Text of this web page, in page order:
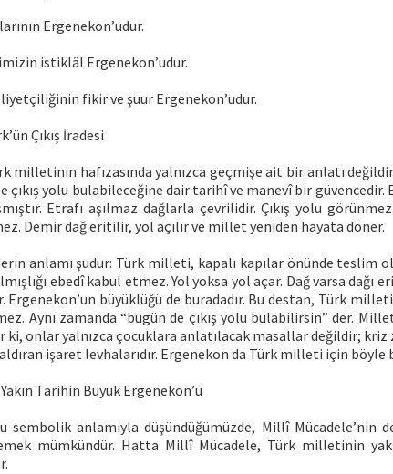
Ergenekon’udur.
istiklâl Ergenekon’udur.
fikir ve şuur Ergenekon’udur.
Çıkış İradesi
milletinin hafızasında yalnızca geçmişe ait bir anlatı
çıkış yolu bulabileceğine dair tarihî ve manevî bir güvencedir.
Etrafı aşılmaz dağlarla çevrilidir. Çıkış yolu
Demir dağ eritilir, yol açılır ve millet yeniden hayata döner.
anlamı şudur: Türk milleti, kapalı kapılar önünde teslim
ebedî kabul etmez. Yol yoksa yol açar. Dağ varsa dağı
Ergenekon’un büyüklüğü de buradadır. Bu destan, Türk
Aynı zamanda “bugün de çıkış yolu bulabilirsin” der.
ki, onlar yalnızca çocuklara anlatılacak masallar değildir;
işaret levhalarıdır. Ergenekon da Türk milleti için böyle
Tarihin Büyük Ergenekon’u
sembolik anlamıyla düşündüğümüzde, Millî Mücadele’nin
mümkündür. Hatta Millî Mücadele, Türk milletinin